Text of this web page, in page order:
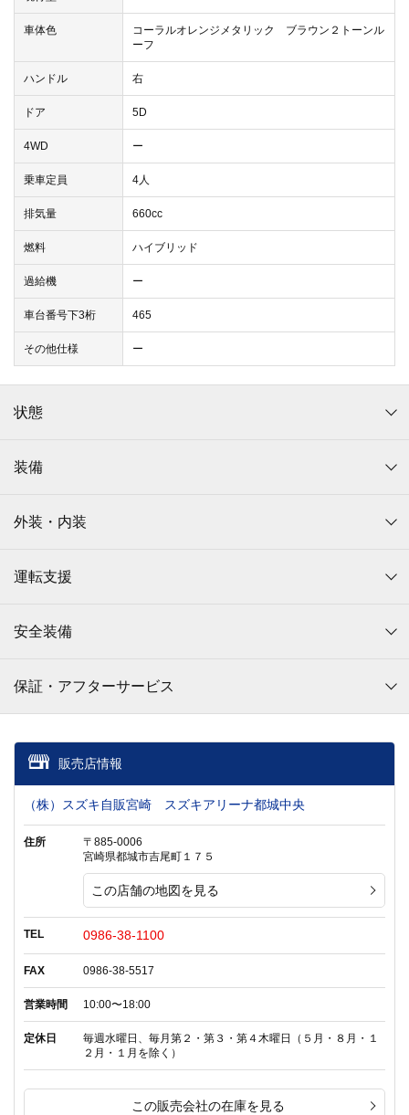
車体色
コーラルオレンジメタリック ブラウン２トーンル
ーフ
ハンドル 右
ドア 5D
4WD ー
乗車定員 4人
排気量 660cc
燃料 ハイブリッド
過給機 ー
車台番号下3桁 465
その他仕様 ー
状態
装備
外装・内装
運転支援
安全装備
保証・アフターサービス
販売店情報
（株）スズキ自販宮崎 スズキアリーナ都城中央
住所
〒885-0006
宮崎県都城市吉尾町１７５
この店舗の地図を見る
TEL 0986-38-1100
FAX 0986-38-5517
営業時間 10:00〜18:00
定休日
毎週水曜日、毎月第２・第３・第４木曜日（５月・８月・１
２月・１月を除く）
この販売会社の在庫を見る